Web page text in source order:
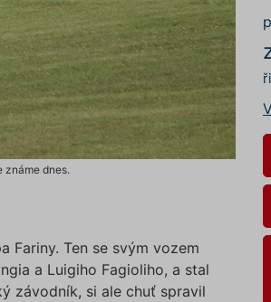
známe dnes.
Fariny. Ten se svým vozem
a Luigiho Fagioliho, a stal
závodník, si ale chuť spravil